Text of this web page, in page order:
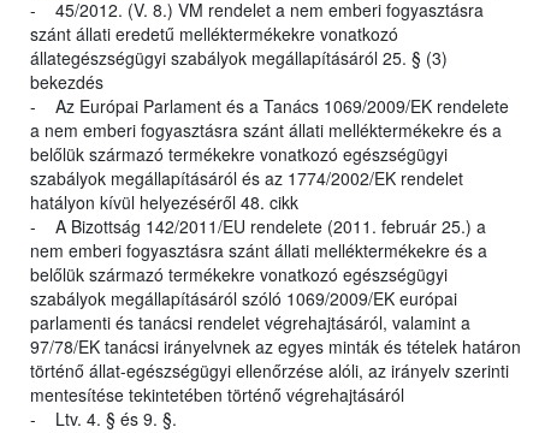
- 45/2012. (V. 8.) VM rendelet a nem emberi fogyasztásra
szánt állati eredetű melléktermékekre vonatkozó
állategészségügyi szabályok megállapításáról 25. § (3)
bekezdés
- Az Európai Parlament és a Tanács 1069/2009/EK rendelete
a nem emberi fogyasztásra szánt állati melléktermékekre és a
belőlük származó termékekre vonatkozó egészségügyi
szabályok megállapításáról és az 1774/2002/EK rendelet
hatályon kívül helyezéséről 48. cikk
- A Bizottság 142/2011/EU rendelete (2011. február 25.) a
nem emberi fogyasztásra szánt állati melléktermékekre és a
belőlük származó termékekre vonatkozó egészségügyi
szabályok megállapításáról szóló 1069/2009/EK európai
parlamenti és tanácsi rendelet végrehajtásáról, valamint a
97/78/EK tanácsi irányelvnek az egyes minták és tételek határon
történő állat-egészségügyi ellenőrzése alóli, az irányelv szerinti
mentesítése tekintetében történő végrehajtásáról
- Ltv. 4. § és 9. §.